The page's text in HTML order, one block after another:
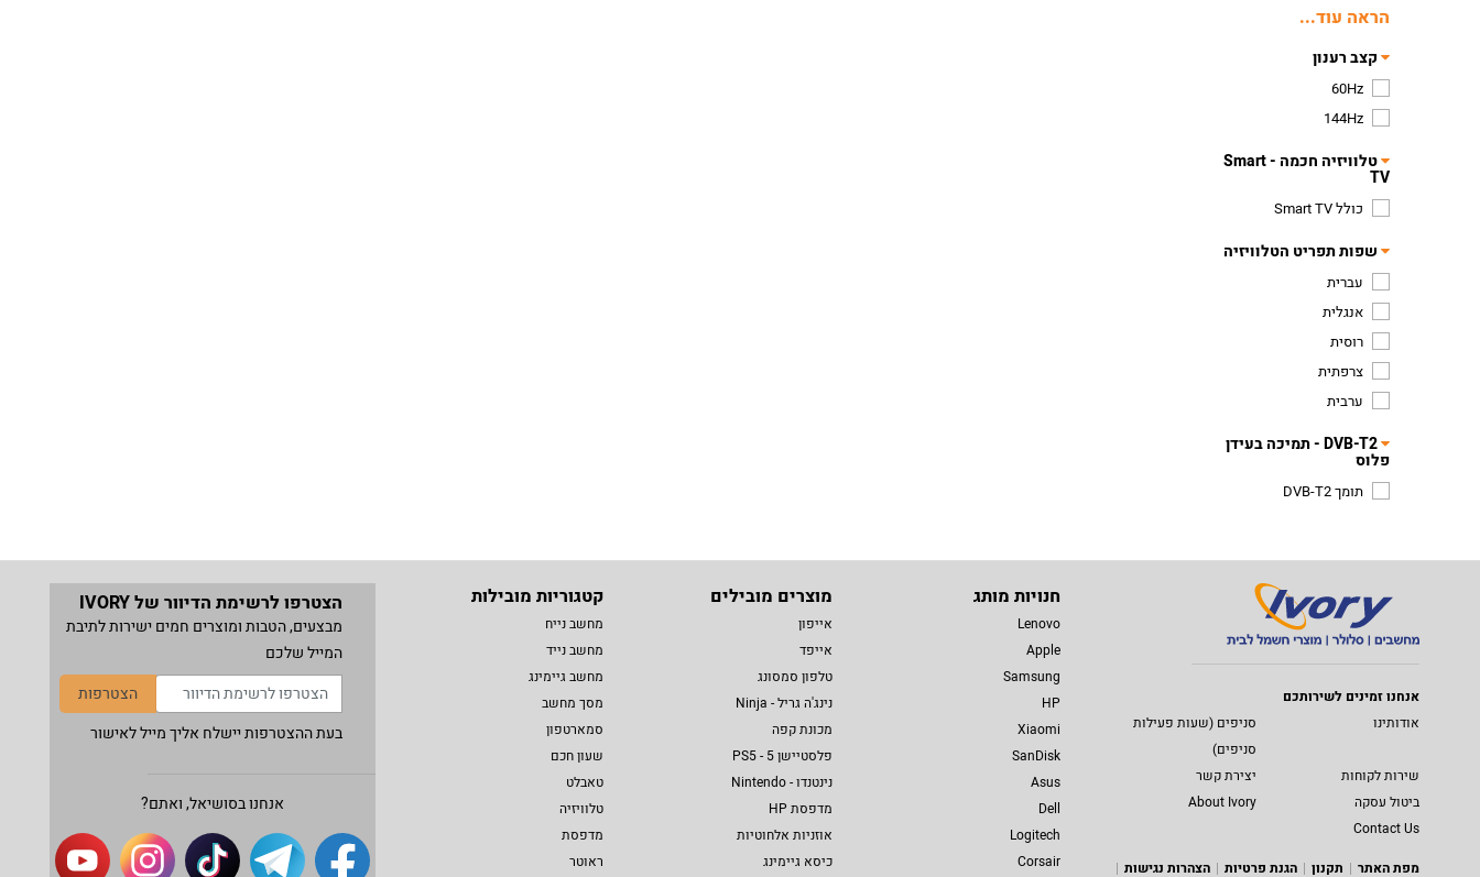
הראה עוד...
קצב רענון
60Hz
144Hz
טלוויזיה חכמה - Smart
TV
כולל Smart TV
שפות תפריט הטלוויזיה
עברית
אנגלית
רוסית
צרפתית
ערבית
DVB-T2 - תמיכה בעידן
פלוס
תומך DVB-T2
אנחנו זמינים לשירותכם
אודותינו
סניפים (שעות פעילות
סניפים)
שירות לקוחות
יצירת קשר
ביטול עסקה
About Ivory
Contact Us
מפת האתר
תקנון הגנת פרטיות הצהרות נגישות
חנויות מותג
Lenovo
Apple
Samsung
HP
Xiaomi
SanDisk
Asus
Dell
Logitech
Corsair
מוצרים מובילים
אייפון
אייפד
טלפון סמסונג
נינג'ה גריל - Ninja
מכונת קפה
פלסטיישן 5 - PS5
נינטנדו - Nintendo
מדפסת HP
אוזניות אלחוטיות
כיסא גיימינג
קטגוריות מובילות
מחשב נייח
מחשב נייד
מחשב גיימינג
מסך מחשב
סמארטפון
שעון חכם
טאבלט
טלוויזיה
מדפסת
ראוטר
הצטרפו לרשימת הדיוור של IVORY
מבצעים, הטבות ומוצרים חמים ישירות לתיבת
המייל שלכם
הצטרפות
בעת ההצטרפות יישלח אליך מייל לאישור
אנחנו בסושיאל, ואתם?